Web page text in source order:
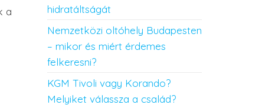
a
hidratáltságát
Nemzetközi oltóhely Budapesten
– mikor és miért érdemes
felkeresni?
KGM Tivoli vagy Korando?
Melyiket válassza a család?